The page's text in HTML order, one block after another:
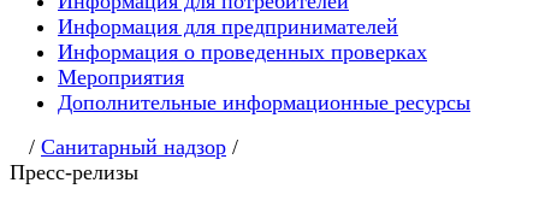
Информация для предпринимателей
Информация о проведенных проверках
Мероприятия
Дополнительные информационные ресурсы
/ Санитарный надзор /
Пресс-релизы